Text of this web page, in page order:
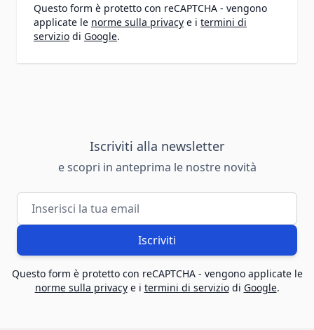
Questo form è protetto con reCAPTCHA - vengono
applicate le norme sulla privacy e i termini di
servizio di Google.
Iscriviti alla newsletter
e scopri in anteprima le nostre novità
Indirizzo email
Iscriviti
Questo form è protetto con reCAPTCHA - vengono applicate le
norme sulla privacye i termini di serviziodi Google.